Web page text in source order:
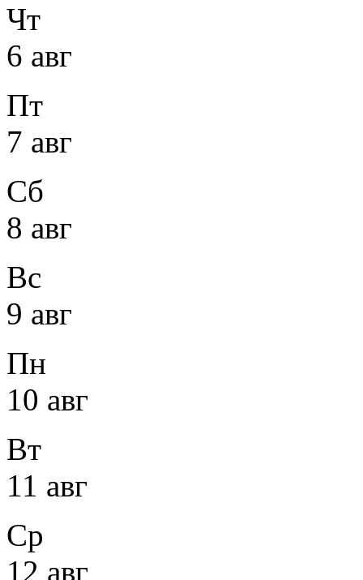
Чт
6 авг
Пт
7 авг
Сб
8 авг
Вс
9 авг
Пн
10 авг
Вт
11 авг
Ср
12 авг